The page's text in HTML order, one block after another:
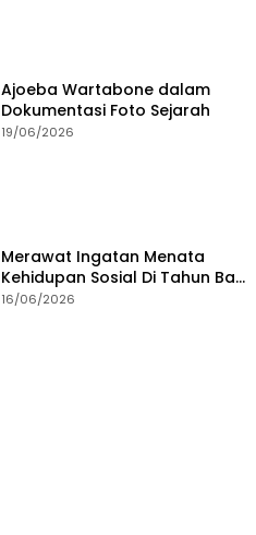
Ajoeba Wartabone dalam
Dokumentasi Foto Sejarah
19/06/2026
Merawat Ingatan Menata
Kehidupan Sosial Di Tahun Baru
Islam
16/06/2026